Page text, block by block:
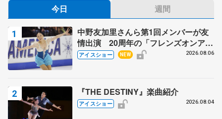
今日 週間
中野友加里さんら第1回メンバーが友
情出演 20周年の「フレンズオンアイ
ス」 宮本賢二さん、有川梨絵さん、
アイスショー NEW 2026.08.06
『THE DESTINY』楽曲紹介
アイスショー 2026.08.04